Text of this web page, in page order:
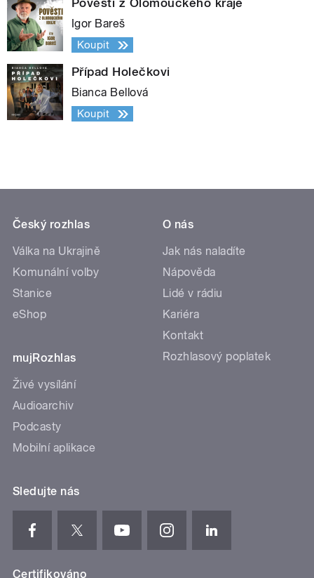
Pověsti z Olomouckého kraje
Igor Bareš
Koupit
Případ Holečkovi
Bianca Bellová
Koupit
Český rozhlas
Válka na Ukrajině
Komunální volby
Stanice
eShop
mujRozhlas
Živé vysílání
Audioarchiv
Podcasty
Mobilní aplikace
O nás
Jak nás naladíte
Nápověda
Lidé v rádiu
Kariéra
Kontakt
Rozhlasový poplatek
Sledujte nás
Certifikováno